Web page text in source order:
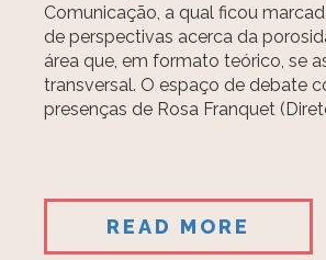
Comunicação, a qual ficou
de perspectivas acerca da
área que, em formato teórico, se
transversal. O espaço de debate
presenças de Rosa Franquet
READ MORE